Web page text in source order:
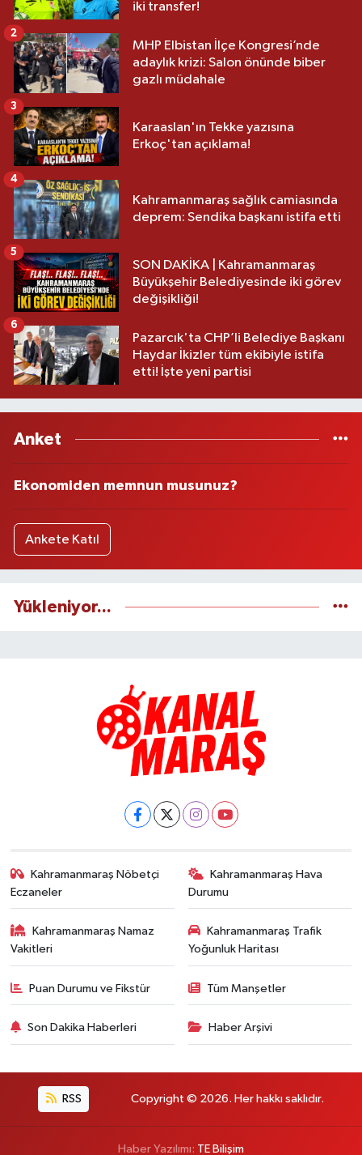
iki transfer!
MHP Elbistan İlçe Kongresi’nde
adaylık krizi: Salon önünde biber
gazlı müdahale
2
Karaaslan'ın Tekke yazısına
Erkoç'tan açıklama!
3
Kahramanmaraş sağlık camiasında
deprem: Sendika başkanı istifa etti
4
SON DAKİKA | Kahramanmaraş
Büyükşehir Belediyesinde iki görev
değişikliği!
5
Pazarcık'ta CHP’li Belediye Başkanı
Haydar İkizler tüm ekibiyle istifa
etti! İşte yeni partisi
6
Anket
Ekonomiden memnun musunuz?
Ankete Katıl
Yükleniyor...
Kahramanmaraş Nöbetçi
Eczaneler
Kahramanmaraş Hava
Durumu
Kahramanmaraş Namaz
Vakitleri
Kahramanmaraş Trafik
Yoğunluk Haritası
Puan Durumu ve Fikstür Tüm Manşetler
Son Dakika Haberleri Haber Arşivi
RSS Copyright © 2026. Her hakkı saklıdır.
Haber Yazılımı: TE Bilişim